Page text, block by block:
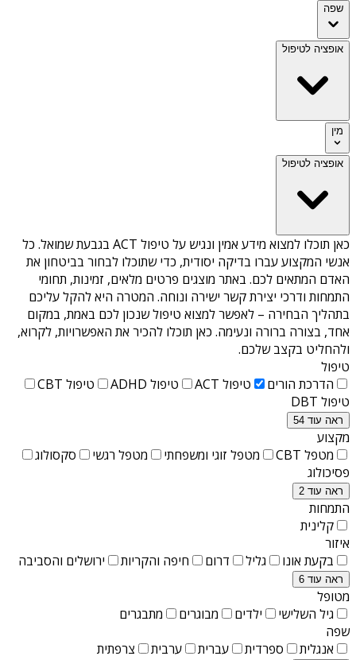
שפה
אופציה לטיפול
מין
אופציה לטיפול
כאן תוכלו למצוא מידע אמין ונגיש על טיפול ACT בגבעת שמואל
. כל
אנשי המקצוע עברו בדיקה יסודית, כדי שתוכלו לבחור בביטחון את
האדם המתאים לכם. באתר מוצגים פרטים מלאים, זמינות, תחומי
התמחות ודרכי יצירת קשר ישירה ונוחה. המטרה היא להקל עליכם
בתהליך הבחירה – לאפשר למצוא טיפול שנכון לכם באמת, במקום
אחד, בצורה ברורה ונעימה. כאן תוכלו להכיר את האפשרויות, לקרוא,
ולהחליט בקצב שלכם.
טיפול
הדרכת הורים
טיפול ACT טיפול ADHD
טיפול CBT
טיפול DBT
ראה עוד 54
מקצוע
מטפל CBT
מטפל זוגי ומשפחתי מטפל רגשי
סקסולוג
פסיכולוג
ראה עוד 2
התמחות
קלינית
איזור
בקעת אונו
גליל דרום חיפה והקריות ירושלים והסביבה
ראה עוד 6
מטופל
גיל השלישי
ילדים מבוגרים
מתבגרים
שפה
אנגלית
ספרדית עברית ערבית צרפתית